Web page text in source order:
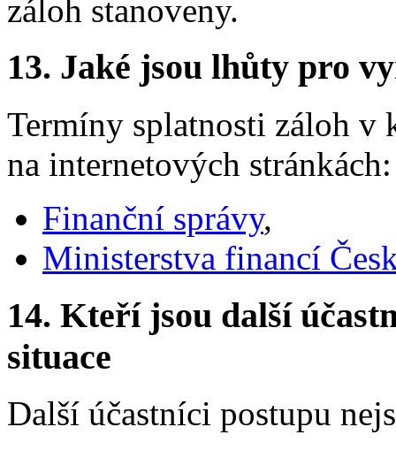
záloh stanoveny.
13. Jaké jsou lhůty pro
Termíny splatnosti záloh v
na internetových stránkách:
Finanční správy,
Ministerstva financí
14. Kteří jsou další
situace
Další účastníci postupu